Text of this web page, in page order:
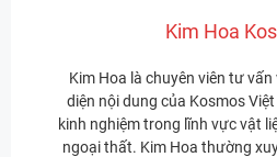
Kim Hoa
Kim Hoa là chuyên viên tư
diện nội dung của Kosmos
kinh nghiệm trong lĩnh vực vật
ngoại thất. Kim Hoa thường